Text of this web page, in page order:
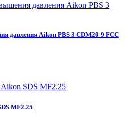
давления Aikon PBS 3 CDM20-9 FCC
MF2.25